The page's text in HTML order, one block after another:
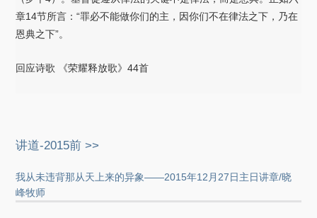
章14节所言：“罪必不能做你们的主，因你们不在律法之下，乃在
恩典之下”。
回应诗歌 《荣耀释放歌》44首
讲道-2015前 >>
我从未违背那从天上来的异象——2015年12月27日主日讲章/晓
峰牧师